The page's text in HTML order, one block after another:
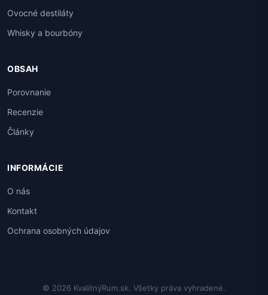
Ovocné destiláty
Whisky a bourbóny
OBSAH
Porovnanie
Recenzie
Články
INFORMÁCIE
O nás
Kontakt
Ochrana osobných údajov
© 2026 KvalitnýRum.sk. Všetky práva vyhradené.